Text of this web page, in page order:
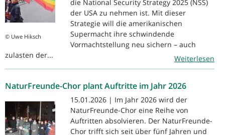
© Uwe Hiksch
die National Security Strategy 2025 (NSS)
der USA zu nehmen ist. Mit dieser
Strategie will die amerikanischen
Supermacht ihre schwindende
Vormachtstellung neu sichern – auch
zulasten der...
Weiterlesen
NaturFreunde-Chor plant Auftritte im Jahr 2026
15.01.2026 | Im Jahr 2026 wird der
NaturFreunde-Chor eine Reihe von
Auftritten absolvieren. Der NaturFreunde-
Chor trifft sich seit über fünf Jahren und